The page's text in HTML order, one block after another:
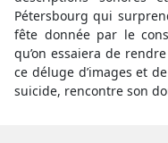
Pétersbourg qui
fête donnée par le
qu’on essaiera de
ce déluge d’images et
suicide, rencontre son